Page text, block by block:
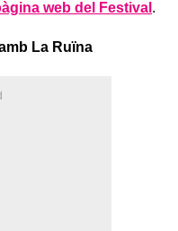
web del Festival .
La Ruïna